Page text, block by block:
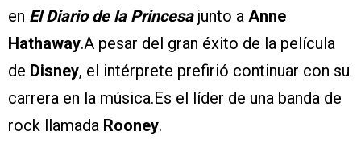
en El Diario de la Princesajunto a Anne
Hathaway.A pesar del gran éxito de la película
de Disney, el intérprete prefirió continuar con su
carrera en la música.Es el líder de una banda de
rock llamada Rooney.